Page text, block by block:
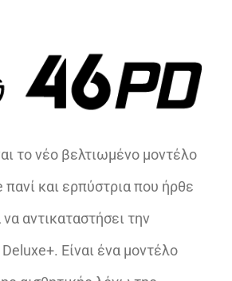
το νέο βελτιωμένο μοντέλο
και ερπύστρια που ήρθε
αντικαταστήσει την
Είναι ένα μοντέλο